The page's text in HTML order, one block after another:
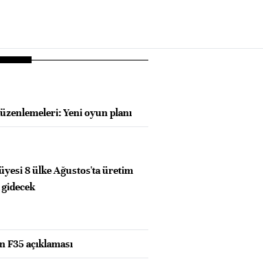
Yeni oyun planı
8 ülke Ağustos'ta üretim
gidecek
açıklaması